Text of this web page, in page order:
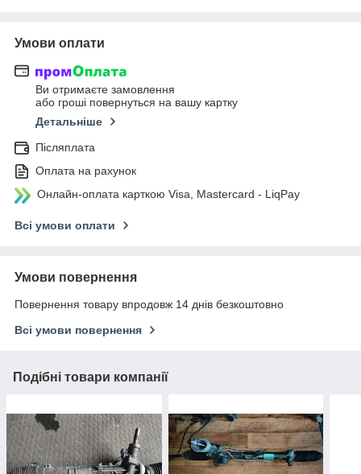
Умови оплати
Ви отримаєте замовлення
або гроші повернуться на вашу картку
Детальніше
Післяплата
Оплата на рахунок
Онлайн-оплата карткою Visa, Mastercard - LiqPay
Всі умови оплати
Умови повернення
Повернення товару впродовж 14 днів безкоштовно
Всі умови повернення
Подібні товари компанії